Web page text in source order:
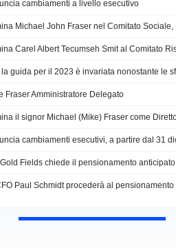
cambiamenti a livello esecutivo
Fraser Amministratore Delegato
Gold Fields chiede il pensionamento anticipato